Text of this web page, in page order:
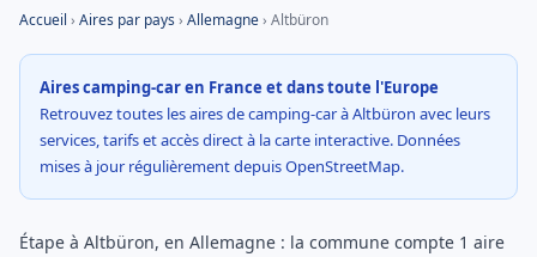
Accueil › Aires par pays› Allemagne› Altbüron
Aires camping-car en France et dans toute l'Europe
Retrouvez toutes les aires de camping-car à Altbüron avec leurs
services, tarifs et accès direct à la carte interactive. Données
mises à jour régulièrement depuis OpenStreetMap.
Étape à Altbüron, en Allemagne : la commune compte 1 aire